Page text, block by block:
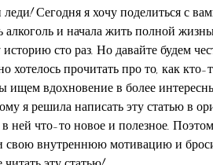
Сегодня я хочу поделиться с
алкоголь и начала жить полной
сто раз. Но давайте будем
хотелось прочитать про то, как
вдохновение в более
я решила написать эту статью в
ней что-то новое и полезное.
свою внутреннюю мотивацию и